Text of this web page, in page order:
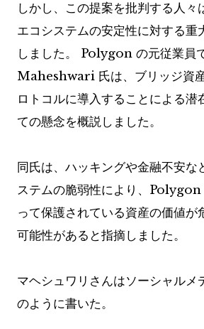
しかし、この提案を批判する人
エコシステムの安定性に対する重
しました。 Polygon の元従業員
Maheshwari 氏は、ブリッジ資
ロトコルに導入することによる潜
ての懸念を概説しました。
同氏は、ハッキングや金融不安な
ステムの脆弱性により、Polygon
って保護されている資産の価値が
可能性があると指摘しました。
マヘシュワリさんはソーシャルメ
のように書いた。